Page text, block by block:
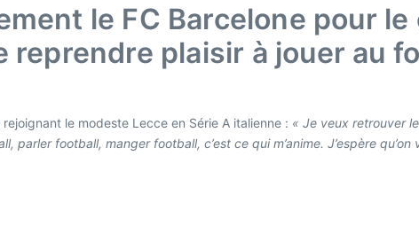
le FC Barcelone pour le
plaisir à jouer au
le modeste Lecce en Série A italienne : « Je veux retrouver
parler football, manger football, c’est ce qui m’anime. J’espère